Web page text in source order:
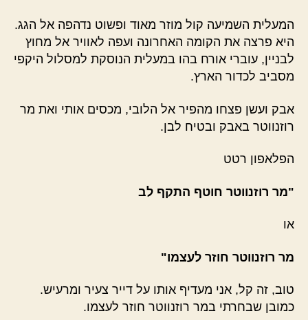
המעלית השמיעה קול מוזר מאוד ופשוט נדהפה אל הגג.
היא פרצה את הקומה האחרונה ועפה לאוויר אל מחוץ
לבניין, עוברי אורח בהו במעלית הנוסקת למסלול היקפי
מסביב לכדור הארץ.
אבק ועשן פצחו מהפיר אל הלובי, מכסים אותי ואת מר
רוזנווטר באבק ובטיח לבן.
הפלאפון רטט
"מר רוזנווטר חוטף התקף לב
או
מר רוזנווטר חוזר לעצמו"
טוב, זה קל, אני מעדיף אותו על דייר צעיר ומרעיש.
כמובן שבחרתי במר רוזנווטר חוזר לעצמו.